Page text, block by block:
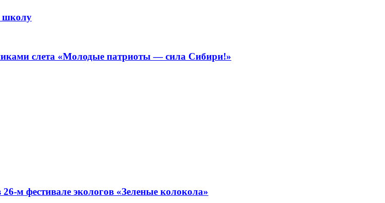
школу
слета «Молодые патриоты — сила Сибири!»
м фестивале экологов «Зеленые колокола»